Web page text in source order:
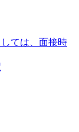
ては、面接時